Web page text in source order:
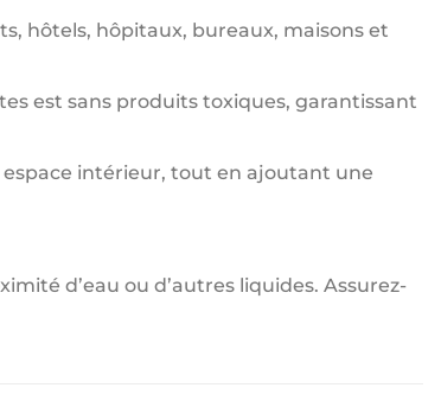
hôtels, hôpitaux, bureaux, maisons et
est sans produits toxiques, garantissant
intérieur, tout en ajoutant une
d’eau ou d’autres liquides. Assurez-